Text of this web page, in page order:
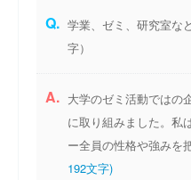
Q. 学業、ゼミ、研究室な
字）
A. 大学のゼミ活動ではの
に取り組みました。私
ー全員の性格や強みを
192文字)